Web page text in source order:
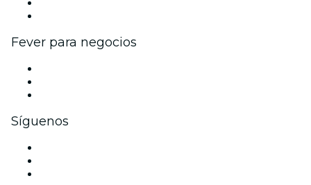
Fever para negocios
Síguenos